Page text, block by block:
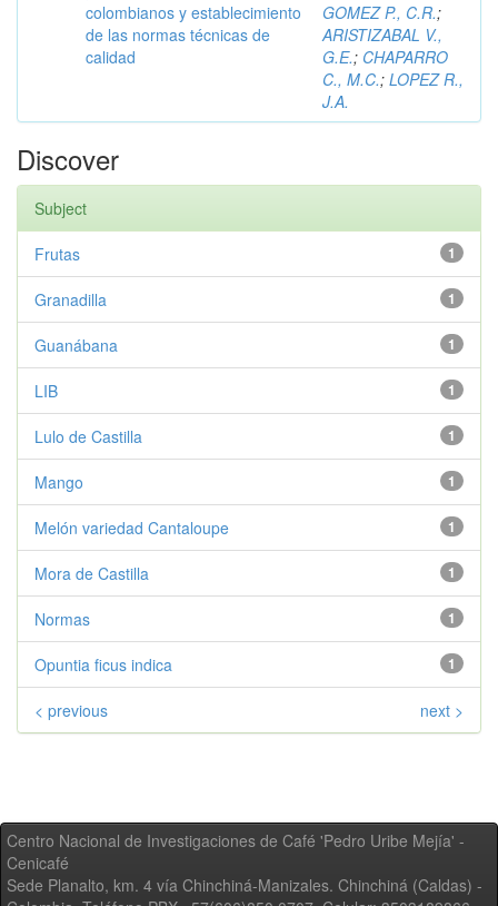
colombianos y establecimiento
de las normas técnicas de
calidad
GOMEZ P., C.R.;
ARISTIZABAL V.,
G.E.; CHAPARRO
C., M.C.; LOPEZ R.,
J.A.
Discover
Subject
1
Frutas
1
Granadilla
1
Guanábana
1
LIB
1
Lulo de Castilla
1
Mango
1
Melón variedad Cantaloupe
1
Mora de Castilla
1
Normas
1
Opuntia ficus indica
< previous next >
Centro Nacional de Investigaciones de Café 'Pedro Uribe Mejía' -
Cenicafé
Sede Planalto, km. 4 vía Chinchiná-Manizales. Chinchiná (Caldas) -